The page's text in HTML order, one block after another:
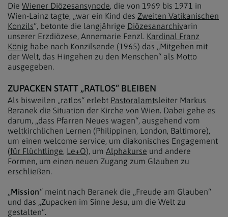
Die Wiener Diözesansynode, die von 1969 bis 1971 in
Wien-Lainz tagte, „war ein Kind des Zweiten Vatikanischen
Konzils“, betonte die langjährige Diözesanarchivarin
unserer Erzdiözese, Annemarie Fenzl. Kardinal Franz
König habe nach Konzilsende (1965) das „Mitgehen mit
der Welt, das Hingehen zu den Menschen“ als Motto
ausgegeben.
ZUPACKEN STATT „RATLOS“ BLEIBEN
Als bisweilen „ratlos“ erlebt Pastoralamtsleiter Markus
Beranek die Situation der Kirche von Wien. Dabei gehe es
darum, „dass Pfarren Neues wagen“, ausgehend vom
weltkirchlichen Lernen (Philippinen, London, Baltimore),
um einen welcome service, um diakonisches Engagement
(für Flüchtlinge, Le+O), um Alphakurse und andere
Formen, um einen neuen Zugang zum Glauben zu
erschließen.
„Mission“ meint nach Beranek die „Freude am Glauben“
und das „Zupacken im Sinne Jesu, um die Welt zu
gestalten“.